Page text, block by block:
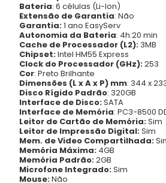
Bateria: 6 células (Li-Ion)
Extensão de Garantia: Não
Garantia:1 ano EasyServ
Autonomia da Bateria: 4h:20 min
Cache de Processador (L2): 3MB
Chipset:Intel HM55 Express
Clock do Processador (GHz):253
Cor: Preto Brilhante
Dimensões (L x A x P) mm: 344 x
Disco Rígido Padrão: 320GB
Interface de Disco:SATA
Interface de Memória: PC3-8500
Leitor de Cartão de Memória:Sim
Leitor de Impressão Digital:Sim
Mem. de Video Compartilhada:
Memória Máxima: 4GB
Memória Padrão:2GB
Microfone Integrado:Sim
Mouse:Não